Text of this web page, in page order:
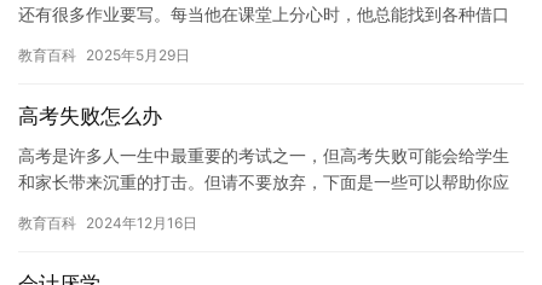
还有很多作业要写。每当他在课堂上分心时，他总能找到各种借口
习不…
教育百科 2025年5月29日
高考失败怎么办
高考是许多人一生中最重要的考试之一，但高考失败可能会给学生
和家长带来沉重的打击。但请不要放弃，下面是一些可以帮助你应
你…
教育百科 2024年12月16日